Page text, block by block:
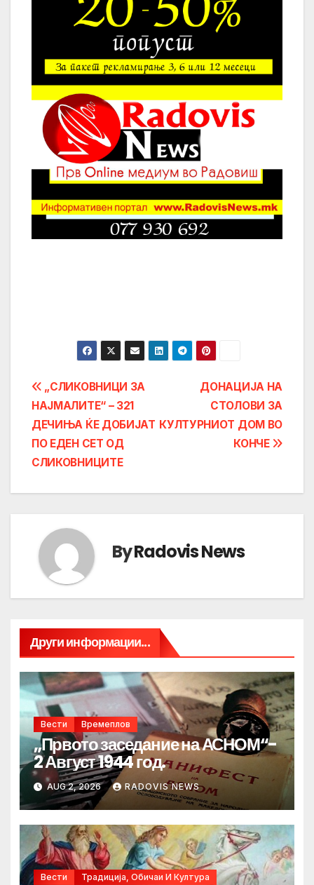
Post
navigation
ДОНАЦИЈА НА
СТОЛОВИ ЗА
КУЛТУРНИОТ ДОМ ВО
КОНЧЕ
„СЛИКОВНИЦИ ЗА
НАЈМАЛИТЕ“ – 321
ДЕЧИЊА ЌЕ ДОБИЈАТ
ПО ЕДЕН СЕТ ОД
СЛИКОВНИЦИТЕ
ByRadovis News
Други информации...
Вести Времеплов
„Првото заседание на АСНОМ“-
2 Август 1944 год.
AUG 2, 2026 RADOVIS NEWS
Вести Традиција, Обичаи И Култура